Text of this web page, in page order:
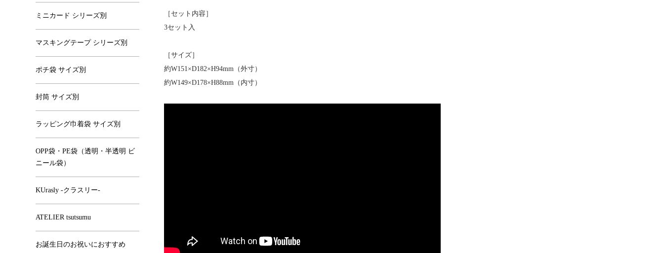
［セット内容］
3セット入
［サイズ］
約W151×D182×H94mm（外寸）
約W149×D178×H88mm（内寸）
ミニカード シリーズ別
マスキングテープ シリーズ別
ポチ袋 サイズ別
封筒 サイズ別
ラッピング巾着袋 サイズ別
OPP袋・PE袋（透明・半透明 ビ
ニール袋）
KUrasly -クラスリー-
ATELIER tsutsumu
お誕生日のお祝いにおすすめ